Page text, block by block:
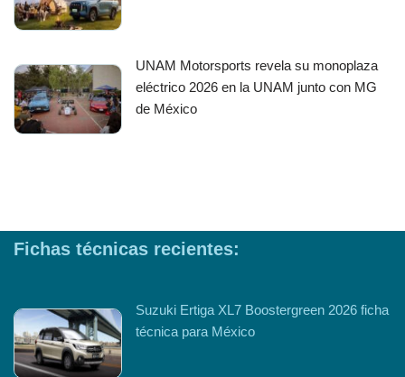
UNAM Motorsports revela su monoplaza
eléctrico 2026 en la UNAM junto con MG
de México
Fichas técnicas recientes:
Suzuki Ertiga XL7 Boostergreen 2026 ficha
técnica para México